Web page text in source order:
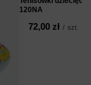
120NA
72,00 zł / szt.